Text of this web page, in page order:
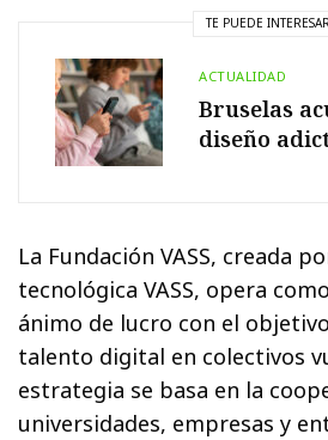
TE PUEDE
ACTUALIDAD
Bruselas
diseño
La Fundación VASS, creada
tecnológica VASS, opera
ánimo de lucro con el
talento digital en colectivos
estrategia se basa en la
universidades, empresas y